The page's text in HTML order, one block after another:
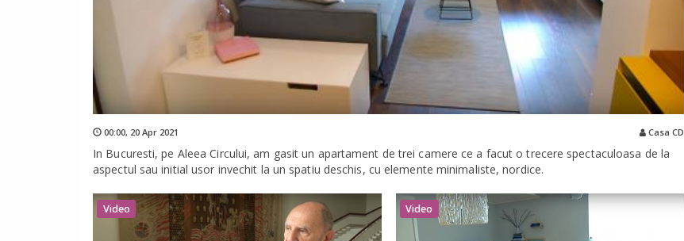
00:00, 20 Apr 2021 Casa CD
In Bucuresti, pe Aleea Circului, am gasit un apartament de trei camere ce a facut o trecere spectaculoasa de la
aspectul sau initial usor invechit la un spatiu deschis, cu elemente minimaliste, nordice.
Video Video